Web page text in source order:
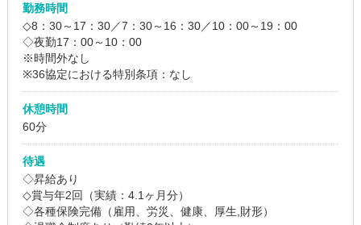
勤務時間
◇8：30～17：30／7：30～16：30／10：00～19：00
◇夜勤17：00～10：00
※時間外なし
※36協定における特別条項：なし
休憩時間
60分
待遇
◇昇給あり
◇賞与年2回（実績：4.1ヶ月分）
◇各種保険完備（雇用、労災、健康、厚生,財形）